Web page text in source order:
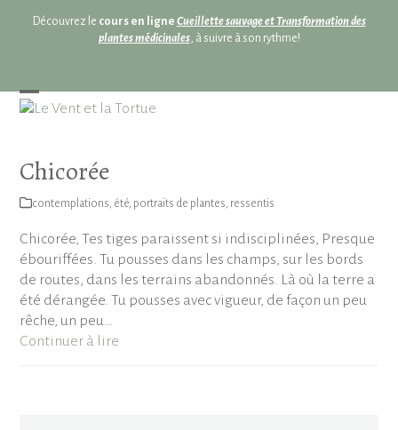
Découvrez le cours en ligne Cueillette sauvage et Transformation des
plantes médicinales, à suivre à son rythme!
Open
menu
Close
menu
Chicorée
contemplations, été, portraits de plantes, ressentis
Chicorée, Tes tiges paraissent si indisciplinées, Presque
ébouriffées. Tu pousses dans les champs, sur les bords
de routes, dans les terrains abandonnés. Là où la terre a
été dérangée. Tu pousses avec vigueur, de façon un peu
rêche, un peu…
Continuer à lire